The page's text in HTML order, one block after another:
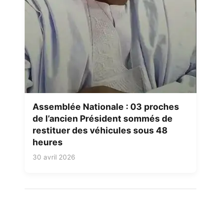
Assemblée Nationale : 03 proches
de l’ancien Président sommés de
restituer des véhicules sous 48
heures
30 avril 2026